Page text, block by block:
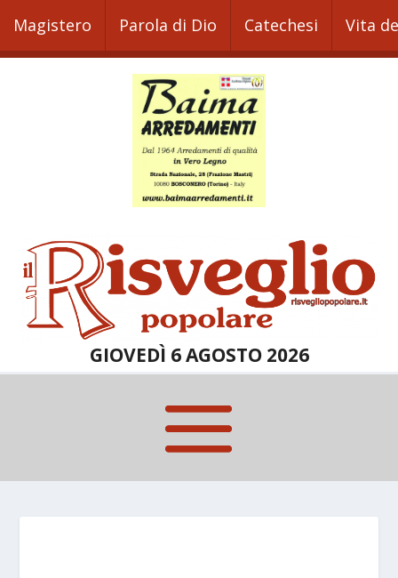
Magistero Parola di Dio Catechesi Vita
GIOVEDÌ 6 AGOSTO 2026